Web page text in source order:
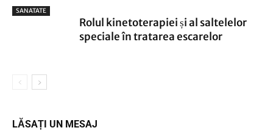
SANATATE
Rolul kinetoterapiei și al saltelelor
speciale în tratarea escarelor
LĂSAȚI UN MESAJ